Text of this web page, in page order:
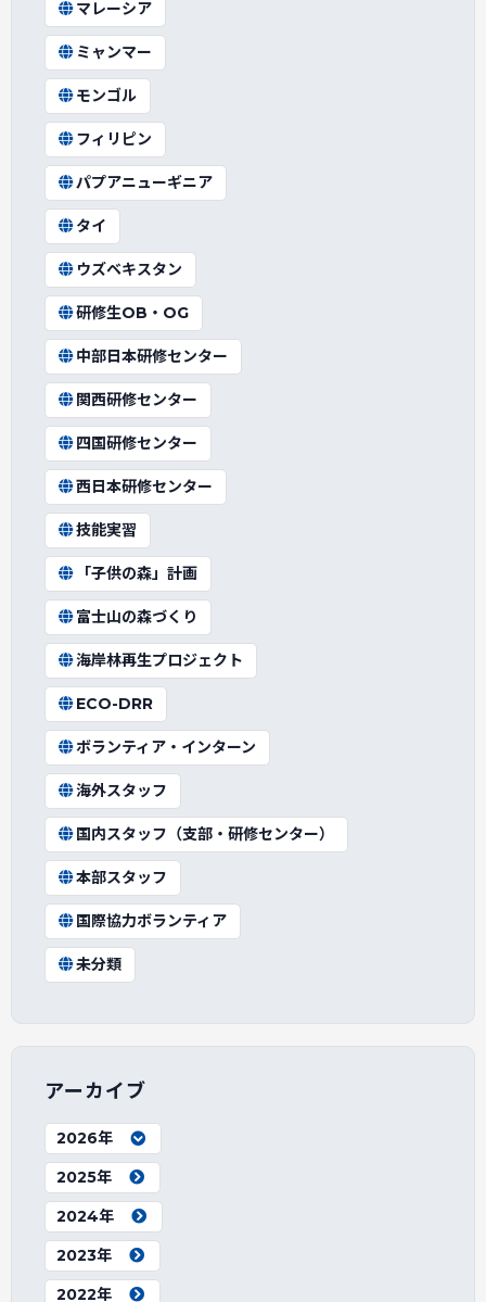
マレーシア
ミャンマー
モンゴル
フィリピン
パプアニューギニア
タイ
ウズベキスタン
研修生OB・OG
中部日本研修センター
関西研修センター
四国研修センター
西日本研修センター
技能実習
「子供の森」計画
富士山の森づくり
海岸林再生プロジェクト
ECO-DRR
ボランティア・インターン
海外スタッフ
国内スタッフ（支部・研修センター）
本部スタッフ
国際協力ボランティア
未分類
アーカイブ
2026年
2025年
2024年
2023年
2022年